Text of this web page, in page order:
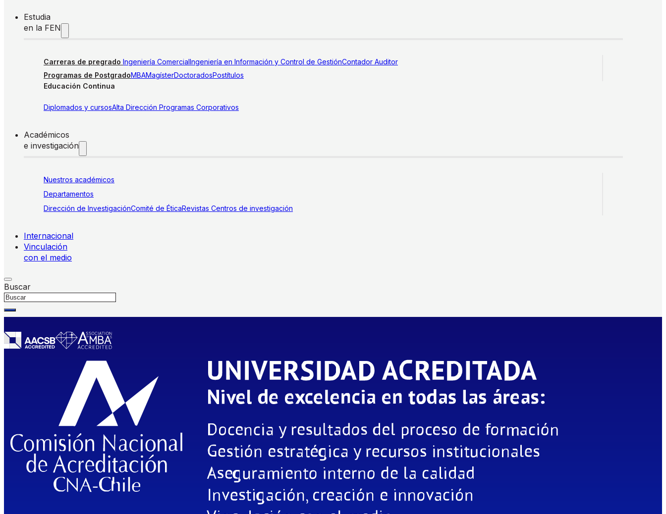
Estudia
en la FEN
Carreras de pregrado Ingeniería ComercialIngeniería en Información y Control de GestiónContador Auditor
Programas de PostgradoMBAMagísterDoctoradosPostítulos
Educación Continua
Diplomados y cursosAlta Dirección Programas Corporativos
Académicos
e investigación
Nuestros académicos
Departamentos
Dirección de InvestigaciónComité de ÉticaRevistas Centros de investigación
Internacional
Vinculación
con el medio
Buscar